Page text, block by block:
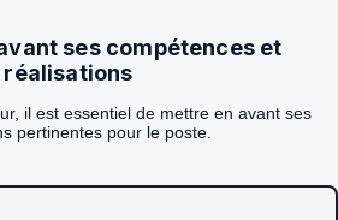
ses compétences et
réalisations
il est essentiel de mettre en avant ses
pertinentes pour le poste.